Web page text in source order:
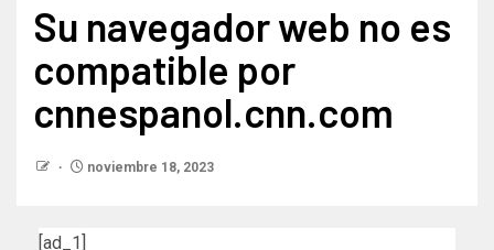
Su navegador web no es
compatible por
cnnespanol.cnn.com
noviembre 18, 2023
[ad_1]